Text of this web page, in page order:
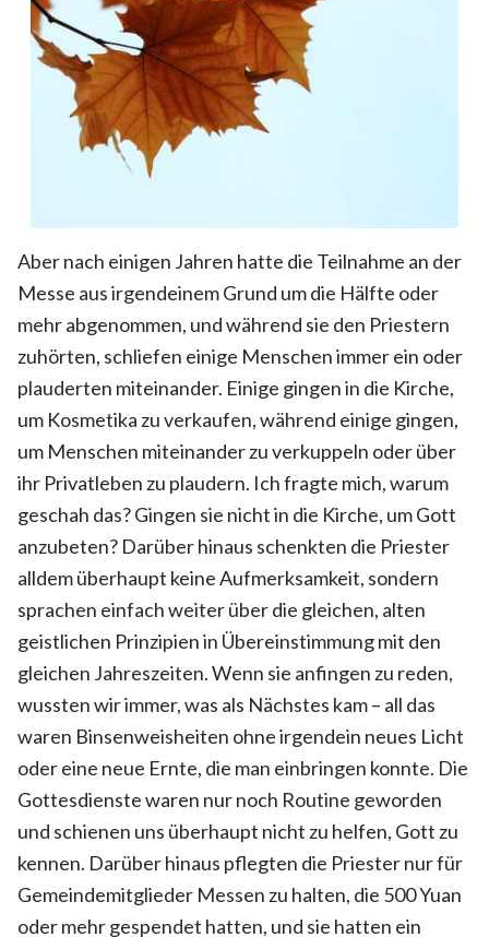
Aber nach einigen Jahren hatte die Teilnahme an der
Messe aus irgendeinem Grund um die Hälfte oder
mehr abgenommen, und während sie den Priestern
zuhörten, schliefen einige Menschen immer ein oder
plauderten miteinander. Einige gingen in die Kirche,
um Kosmetika zu verkaufen, während einige gingen,
um Menschen miteinander zu verkuppeln oder über
ihr Privatleben zu plaudern. Ich fragte mich, warum
geschah das? Gingen sie nicht in die Kirche, um Gott
anzubeten? Darüber hinaus schenkten die Priester
alldem überhaupt keine Aufmerksamkeit, sondern
sprachen einfach weiter über die gleichen, alten
geistlichen Prinzipien in Übereinstimmung mit den
gleichen Jahreszeiten. Wenn sie anfingen zu reden,
wussten wir immer, was als Nächstes kam – all das
waren Binsenweisheiten ohne irgendein neues Licht
oder eine neue Ernte, die man einbringen konnte. Die
Gottesdienste waren nur noch Routine geworden
und schienen uns überhaupt nicht zu helfen, Gott zu
kennen. Darüber hinaus pflegten die Priester nur für
Gemeindemitglieder Messen zu halten, die 500 Yuan
oder mehr gespendet hatten, und sie hatten ein